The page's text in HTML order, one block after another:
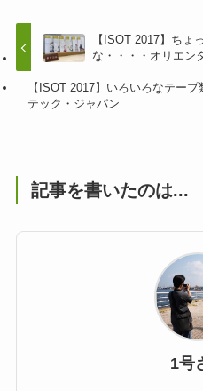
【ISOT 2017】ちょ
な・・・・オリエン
【ISOT 2017】いろいろなテー
テック・ジャパン
記事を書いたのは...
1号